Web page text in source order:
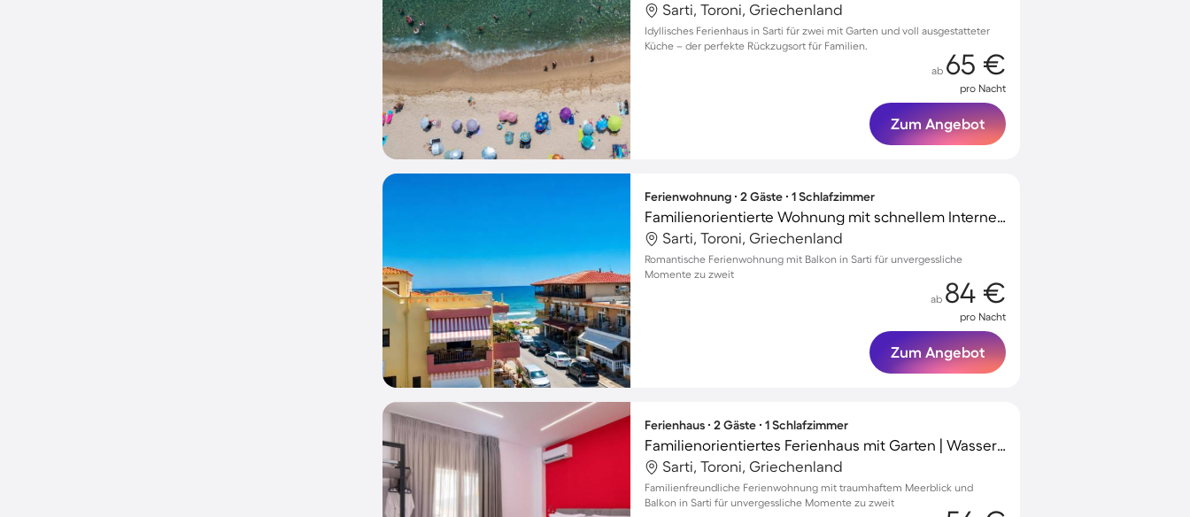
Sarti, Toroni, Griechenland
Idyllisches Ferienhaus in Sarti für zwei mit Garten und voll ausgestatteter
Küche – der perfekte Rückzugsort für Familien.
ab 65 €
pro Nacht
Zum Angebot
Ferienwohnung ∙ 2 Gäste ∙ 1 Schlafzimmer
Familienorientierte Wohnung mit schnellem Internet | Neben dem Strand
Sarti, Toroni, Griechenland
Romantische Ferienwohnung mit Balkon in Sarti für unvergessliche
Momente zu zweit
ab 84 €
pro Nacht
Zum Angebot
Ferienhaus ∙ 2 Gäste ∙ 1 Schlafzimmer
Familienorientiertes Ferienhaus mit Garten | Wasserblick | Strand in der Nähe
Sarti, Toroni, Griechenland
Familienfreundliche Ferienwohnung mit traumhaftem Meerblick und
Balkon in Sarti für unvergessliche Momente zu zweit